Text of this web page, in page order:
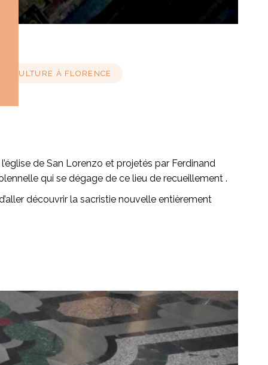
CULTURE À FLORENCE
de San Lorenzo et projetés par Ferdinand
qui se dégage de ce lieu de recueillement .
découvrir la sacristie nouvelle entièrement